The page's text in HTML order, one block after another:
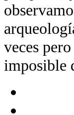
veces
imposible